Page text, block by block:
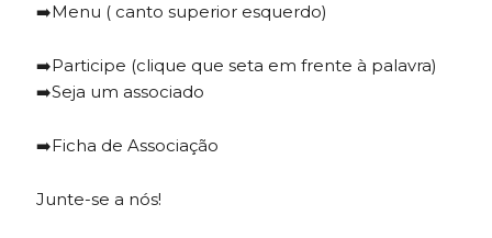
➡️Menu ( canto superior esquerdo)
➡️Participe (clique que seta em frente à palavra)
➡️Seja um associado
➡️Ficha de Associação
Junte-se a nós!